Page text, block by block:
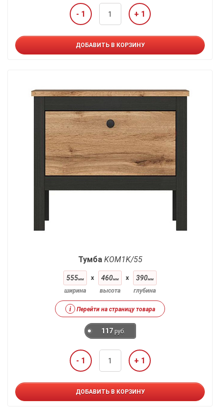
- 1 + 1
ДОБАВИТЬ В КОРЗИНУ
Тумба KOM1K/55
555мм
ширина
x 460мм
высота
x 390мм
глубина
i Перейти на страницу товара
117 руб.
- 1 + 1
ДОБАВИТЬ В КОРЗИНУ